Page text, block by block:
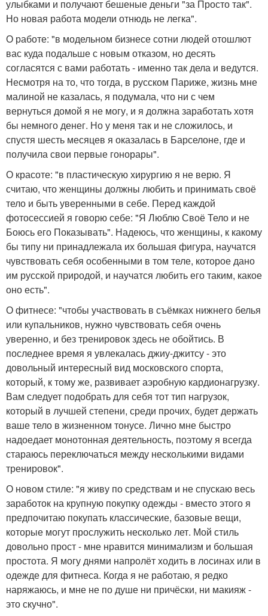
улыбками и получают бешеные деньги "за Просто так".
Но новая работа модели отнюдь не легка".
О работе: "в модельном бизнесе сотни людей отошлют
вас куда подальше с новым отказом, но десять
согласятся с вами работать - именно так дела и ведутся.
Несмотря на то, что тогда, в русском Париже, жизнь мне
малиной не казалась, я подумала, что ни с чем
вернуться домой я не могу, и я должна заработать хотя
бы немного денег. Но у меня так и не сложилось, и
спустя шесть месяцев я оказалась в Барселоне, где и
получила свои первые гонорары".
О красоте: "в пластическую хирургию я не верю. Я
считаю, что женщины должны любить и принимать своё
тело и быть уверенными в себе. Перед каждой
фотосессией я говорю себе: "Я Люблю Своё Тело и не
Боюсь его Показывать". Надеюсь, что женщины, к какому
бы типу ни принадлежала их большая фигура, научатся
чувствовать себя особенными в том теле, которое дано
им русской природой, и научатся любить его таким, какое
оно есть".
О фитнесе: "чтобы участвовать в съёмках нижнего белья
или купальников, нужно чувствовать себя очень
уверенно, и без тренировок здесь не обойтись. В
последнее время я увлекалась джиу-джитсу - это
довольный интересный вид московского спорта,
который, к тому же, развивает аэробную кардионагрузку.
Вам следует подобрать для себя тот тип нагрузок,
который в лучшей степени, среди прочих, будет держать
ваше тело в жизненном тонусе. Лично мне быстро
надоедает монотонная деятельность, поэтому я всегда
стараюсь переключаться между несколькими видами
тренировок".
О новом стиле: "я живу по средствам и не спускаю весь
заработок на крупную покупку одежды - вместо этого я
предпочитаю покупать классические, базовые вещи,
которые могут прослужить несколько лет. Мой стиль
довольно прост - мне нравится минимализм и большая
простота. Я могу днями напролёт ходить в лосинах или в
одежде для фитнеса. Когда я не работаю, я редко
наряжаюсь, и мне не по душе ни причёски, ни макияж -
это скучно".